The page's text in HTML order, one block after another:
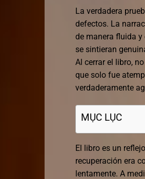
La verdadera
defectos. La
de manera fluida
se sintieran
Al cerrar el libro,
que solo fue
verdaderamente
MỤC LỤC
El libro es un
recuperación era
lentamente. A